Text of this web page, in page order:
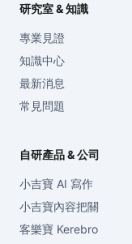
研究室 & 知識
專業見證
知識中心
最新消息
常見問題
自研產品 & 公司
小吉寶 AI 寫作
小吉寶內容把關
客樂寶 Kerebro